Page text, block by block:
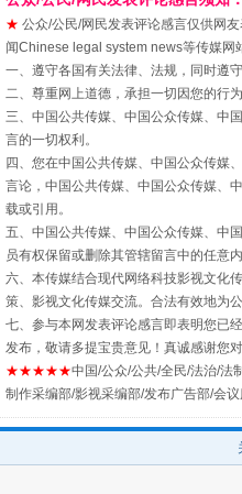
受贿1.44亿！段成刚被
全民健身五年计划来了！
★ 公众/公民/网民发表评论感言仅供网
闻Chinese legal system news等传媒网
一、遵守各国有关法律、法规，同时遵
二、尊重网上道德，承担一切因您的行
三、中国公共传媒、中国公众传媒、中
言的一切权利。
四、您在中国公共传媒、中国公众传媒
言论，中国公共传媒、中国公众传媒、
载或引用。
五、中国公共传媒、中国公众传媒、中
员有权保留或删除其管辖留言中的任意内
六、本传媒结合现代网络科技影视文化
策、影视文化传媒交流。合法有效地为
七、参与本网发表评论感言即表明您已
发布，敬请多提宝贵意见！真诚感谢您
★★★★★中国/公众/公共/全民/法治/法
制作采编部/影视采编部/发布广告部/会议